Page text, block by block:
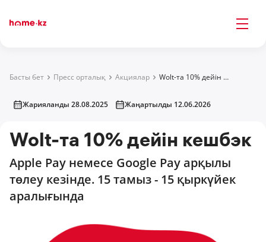
Басты бет Пресс орталық Акциялар Wolt-та 10% дейін кешбэк
Жарияланды 28.08.2025 Жаңартылды 12.06.2026
Wolt-та 10% дейін кешбэк
Apple Pay немесе Google Pay арқылы
төлеу кезінде. 15 тамыз - 15 қыркүйек
аралығында